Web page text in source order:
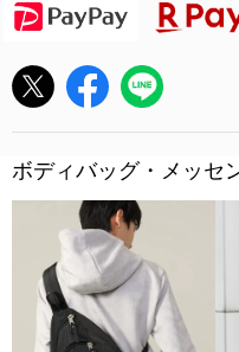
ボディバッグ・メッセ